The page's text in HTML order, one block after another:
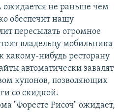
ожидается не раньше чем
обеспечит нашу
пересылать огромное
владельцу мобильника
какому-нибудь ресторану
автоматически завалят
купонов, позволяющих
со скидкой.
"Форесте Рисоч" ожидает,